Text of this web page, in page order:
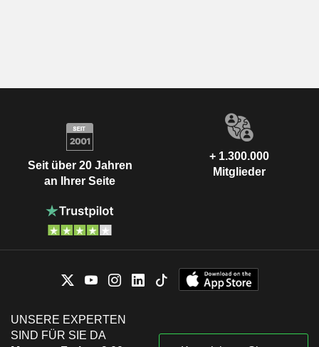
Seit über 20 Jahren
an Ihrer Seite
+ 1.300.000
Mitglieder
UNSERE EXPERTEN
SIND FÜR SIE DA